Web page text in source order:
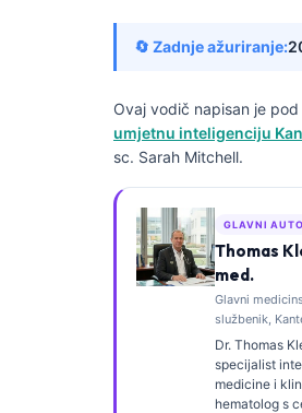
🔄 Zadnje ažuriranje:
Ovaj vodič napisan je
umjetnu inteligenciju
sc. Sarah Mitchell.
GLAVNI
Thomas
med.
Glavni
službenik,
Dr. Thomas
specijalist
medicine i
hematolog s